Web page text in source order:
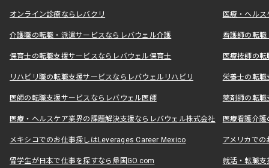
オンライン診療ならレバクリ 医療・ヘル
介護職の転職・派遣サービスならレバウェル介護 看護師の転
保育士の転職支援サービスならレバウェル保育士 医療技師の
リハビリ職の転職支援サービスならレバウェルリハビリ 栄養士の転
医師の転職支援サービスならレバウェル医師 薬剤師の転
医療・ヘルスケア業界の課題解決支援ならレバウェル株式会社 医療看護介
メキシコでのお仕事探しはLeverages Career Mexico アメリカで
留学生が日本で仕事を探すなら帰国GO.com 就活・転職